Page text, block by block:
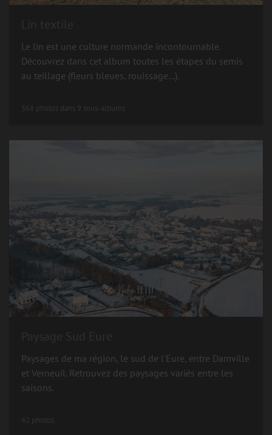
Le lin est une culture normande incontournable.
Découvrez dans cet album toutes les étapes du semis
au teillage (fleurs bleues, rouissage...).
368 photos dans 9 sous-albums
Paysages de ma région, le sud de l'Eure, entre Damville
et Verneuil. Retrouvez des paysages variés entre les
saisons.
42 photos